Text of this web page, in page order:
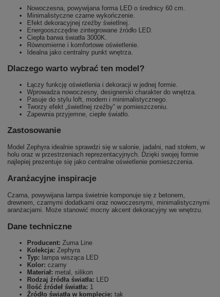
Nowoczesna, powywijana forma LED o średnicy 60 cm.
Minimalistyczne czarne wykończenie.
Efekt dekoracyjnej rzeźby świetlnej.
Energooszczędne zintegrowane źródło LED.
Ciepła barwa światła 3000K.
Równomierne i komfortowe oświetlenie.
Idealna jako centralny punkt wnętrza.
Dlaczego warto wybrać ten model?
Łączy funkcję oświetlenia i dekoracji w jednej formie.
Wprowadza nowoczesny, designerski charakter do wnętrza.
Pasuje do stylu loft, modern i minimalistycznego.
Tworzy efekt „świetlnej rzeźby” w pomieszczeniu.
Zapewnia przyjemne, ciepłe światło.
Zastosowanie
Model Zephyra idealnie sprawdzi się w salonie, jadalni, nad stołem, w
holu oraz w przestrzeniach reprezentacyjnych. Dzięki swojej formie
najlepiej prezentuje się jako centralne oświetlenie pomieszczenia.
Aranżacyjne inspiracje
Czarna, powywijana lampa świetnie komponuje się z betonem,
drewnem, czarnymi dodatkami oraz nowoczesnymi, minimalistycznymi
aranżacjami. Może stanowić mocny akcent dekoracyjny we wnętrzu.
Dane techniczne
Producent: Zuma Line
Kolekcja: Zephyra
Typ: lampa wisząca LED
Kolor: czarny
Materiał: metal, silikon
Rodzaj źródła światła: LED
Ilość źródeł światła: 1
Źródło światła w komplecie: tak